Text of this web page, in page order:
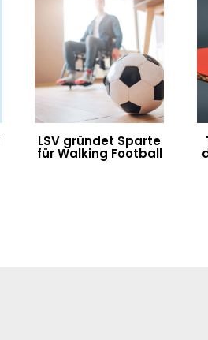
LSV gründet Sparte
für Walking Football